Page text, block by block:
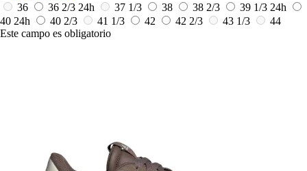
36
36 2/3 24h 37 1/3 38 38 2/3 39 1/3 24h
40 24h 40 2/3 41 1/3 42 42 2/3 43 1/3
44
Este campo es obligatorio